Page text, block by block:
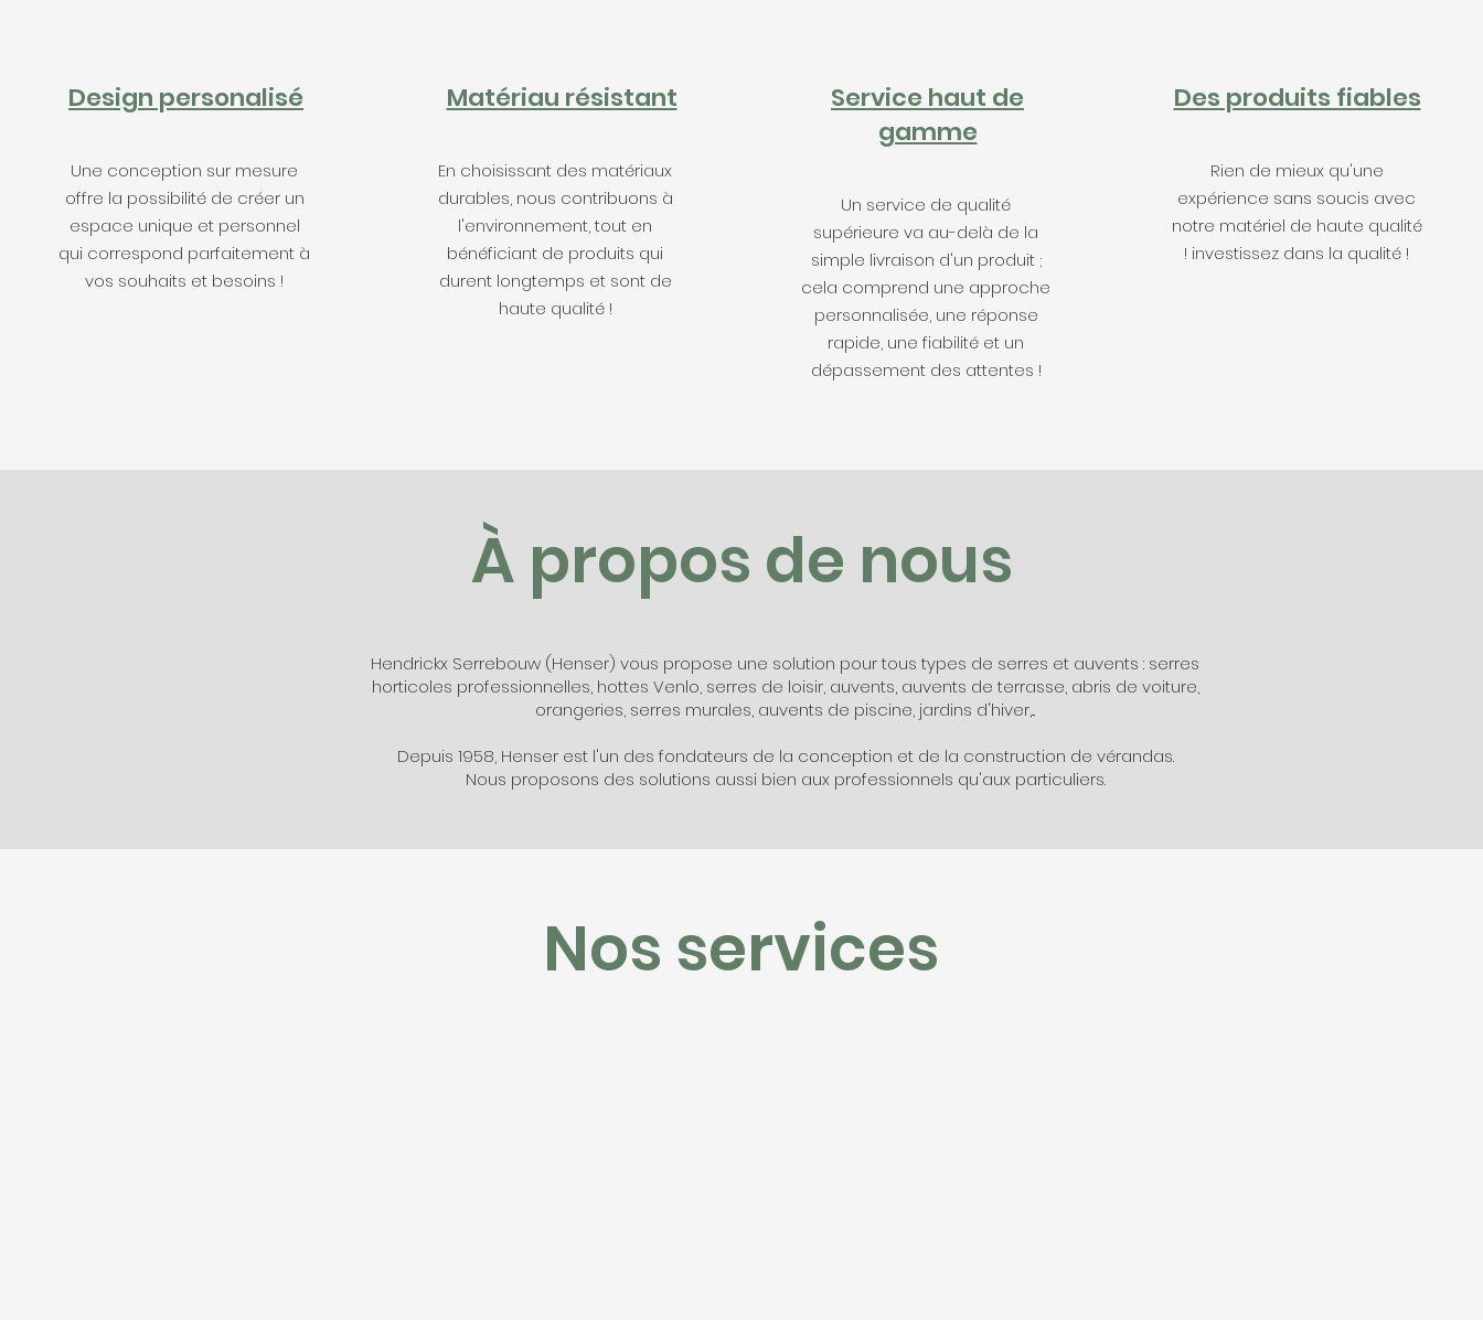
Design personalisé
Une conception sur mesure
offre la possibilité de créer un
espace unique et personnel
qui correspond parfaitement à
vos souhaits et besoins !
Matériau résistant
En choisissant des matériaux
durables, nous contribuons à
l'environnement, tout en
bénéficiant de produits qui
durent longtemps et sont de
haute qualité !
Service haut de
gamme
Un service de qualité
supérieure va au-delà de la
simple livraison d'un produit ;
cela comprend une approche
personnalisée, une réponse
rapide, une fiabilité et un
dépassement des attentes !
Des produits fiables
Rien de mieux qu'une
expérience sans soucis avec
notre matériel de haute qualité
! investissez dans la qualité !
À propos de nous
Hendrickx Serrebouw (Henser) vous propose une solution pour tous types de serres et auvents : serres
horticoles professionnelles, hottes Venlo, serres de loisir, auvents, auvents de terrasse, abris de voiture,
orangeries, serres murales, auvents de piscine, jardins d'hiver,...
Depuis 1958, Henser est l'un des fondateurs de la conception et de la construction de vérandas.
Nous proposons des solutions aussi bien aux professionnels qu'aux particuliers.
Nos services